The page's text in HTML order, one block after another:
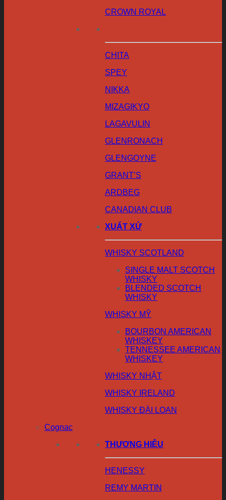
CROWN ROYAL
CHITA
SPEY
NIKKA
MIZAGIKYO
LAGAVULIN
GLENRONACH
GLENGOYNE
GRANT’S
ARDBEG
CANADIAN CLUB
XUẤT XỨ
WHISKY SCOTLAND
SINGLE MALT SCOTCH
WHISKY
BLENDED SCOTCH
WHISKY
WHISKY MỸ
BOURBON AMERICAN
WHISKEY
TENNESSEE AMERICAN
WHISKEY
WHISKY NHẬT
WHISKY IRELAND
WHISKY ĐÀI LOAN
Cognac
THƯƠNG HIỆU
HENESSY
REMY MARTIN